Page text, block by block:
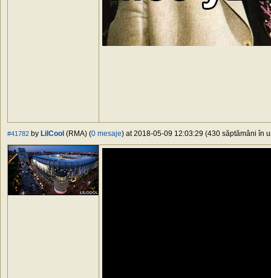
#41782 by LilCool (RMA) (0 mesaje) at 2018-05-09 12:03:29 (430 săptămâni în